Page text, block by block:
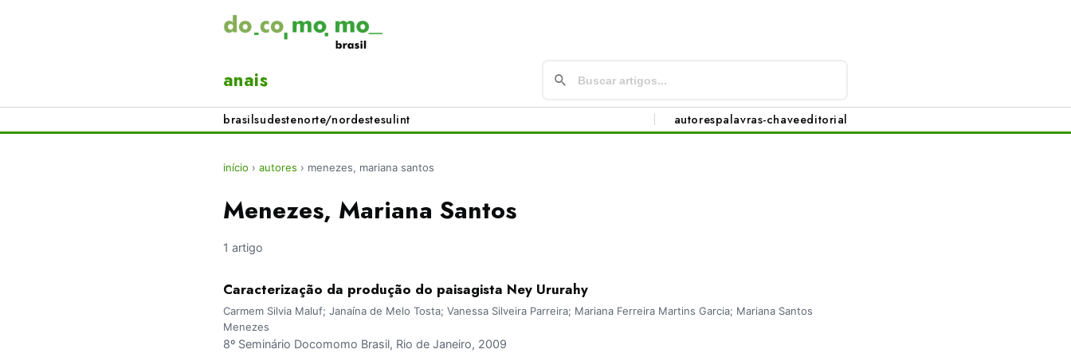
anais
brasilsudestenorte/nordestesulint autorespalavras-chaveeditorial
início › autores › menezes, mariana santos
Menezes, Mariana Santos
1 artigo
Caracterização da produção do paisagista Ney Ururahy
Carmem Silvia Maluf; Janaína de Melo Tosta; Vanessa Silveira Parreira; Mariana Ferreira Martins Garcia; Mariana Santos
Menezes
8º Seminário Docomomo Brasil, Rio de Janeiro, 2009